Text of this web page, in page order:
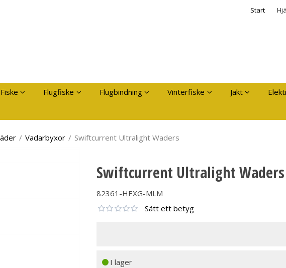
Start
Säkerhet &
Kom ihåg mig
Fiske Flugfiske Flugbindning Vinterfiske Jakt
/ Vadarbyxor / Swiftcurrent Ultralight Waders
Swiftcurrent Ultralight Waders
82361-HEXG-MLM
Sätt ett betyg
I lager